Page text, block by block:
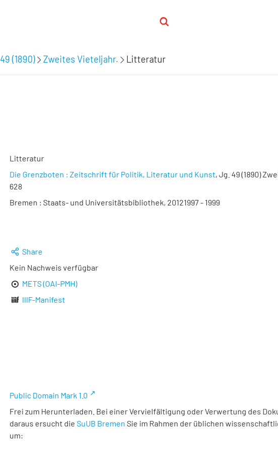
49 (1890) Zweites Vieteljahr. Litteratur
Litteratur
Die Grenzboten : Zeitschrift für Politik, Literatur und Kunst, Jg. 49 (1890)
628
Bremen : Staats- und Universitätsbibliothek, 20121997 - 1999
Share
Kein Nachweis verfügbar
METS (OAI-PMH)
IIIF-Manifest
Public Domain Mark 1.0
Frei zum Herunterladen. Bei einer Vervielfältigung oder Verwertung des
daraus ersucht die SuUB Bremen Sie im Rahmen der üblichen
um: